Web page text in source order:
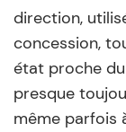
direction,
concession,
état proche
presque
même parfois